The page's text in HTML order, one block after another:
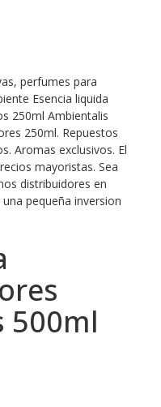
perfumes para
Esencia liquida
250ml Ambientalis
250ml. Repuestos
Aromas exclusivos. El
mayoristas. Sea
distribuidores en
pequeña inversion
500ml